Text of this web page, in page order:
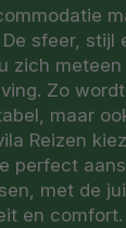
sfeer, stijl
zich meteen
Zo
maar
Reizen
perfect
met de
en comfort.